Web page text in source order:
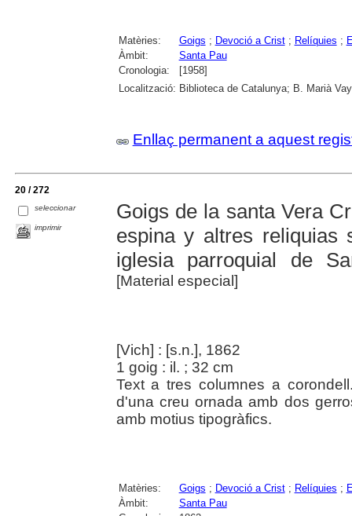
Matèries: Goigs ; Devoció a Crist; Relíquies ;
Àmbit:
Santa Pau
Cronologia:
[1958]
Localització: Biblioteca de Catalunya; B. Marià
Enllaç permanent a aquest
20 / 272
seleccionar
imprimir
Goigs de la santa Vera
espina y altres reliquias
iglesia parroquial de
[Material especial]
[Vich] : [s.n.], 1862
1 goig : il. ; 32 cm
Text a tres columnes a
d'una creu ornada amb dos
amb motius tipogràfics.
Matèries: Goigs ; Devoció a Crist; Relíquies ;
Àmbit:
Santa Pau